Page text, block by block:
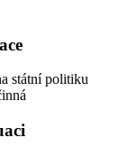
státní politiku